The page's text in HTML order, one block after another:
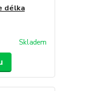
délka
Skladem